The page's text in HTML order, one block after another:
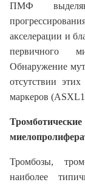
ПМФ
акселерации и
первичного
Обнаружение
отсутствии
маркеров
Тромбозы,
наиболее